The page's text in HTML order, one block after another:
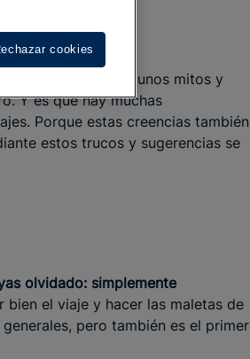
son irracionales, algunos mitos y
Y es que hay muchas
Porque estas creencias también
estos trucos y sugerencias se
olvidado: simplemente
bien el viaje y hacer las maletas de
pero también es el primer
cookies